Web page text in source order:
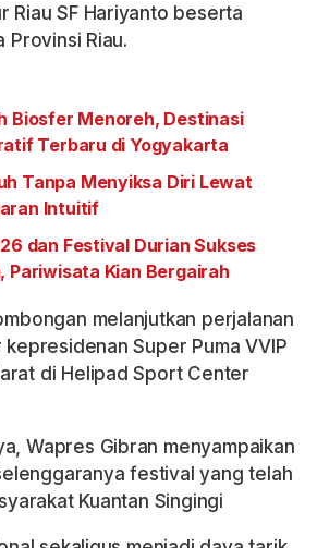
Riau SF Hariyanto beserta
Provinsi Riau.
Biosfer Menoreh, Destinasi
Terbaru di Yogyakarta
Tanpa Menyiksa Diri Lewat
Intuitif
dan Festival Durian Sukses
Pariwisata Kian Bergairah
melanjutkan perjalanan
Super Puma VVIP
di Helipad Sport Center
Wapres Gibran menyampaikan
festival yang telah
Kuantan Singingi